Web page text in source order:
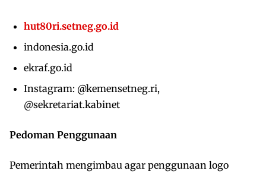
hut80ri.setneg.go.id
indonesia.go.id
ekraf.go.id
Instagram: @kemensetneg.ri,
@sekretariat.kabinet
Pedoman Penggunaan
Pemerintah mengimbau agar penggunaan logo